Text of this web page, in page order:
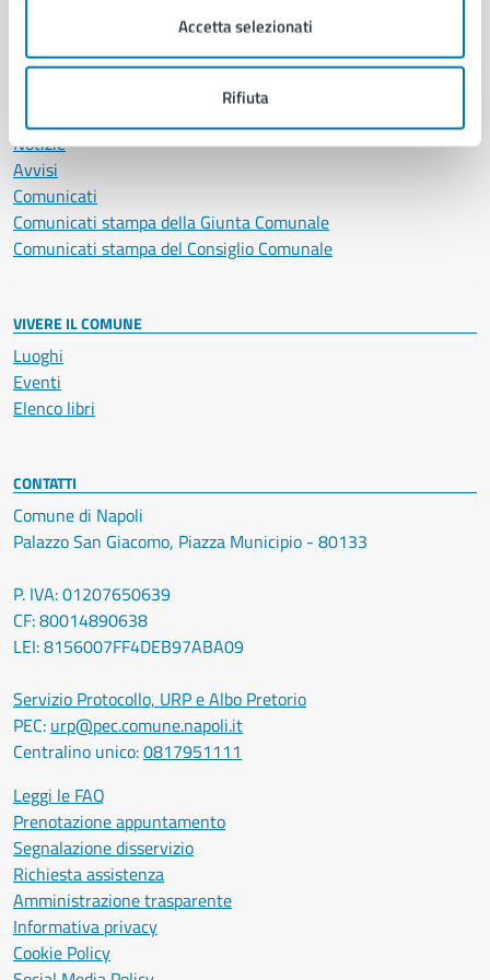
Accetta selezionati
Rifiuta
Notizie
Avvisi
Comunicati
Comunicati stampa della Giunta Comunale
Comunicati stampa del Consiglio Comunale
VIVERE IL COMUNE
Luoghi
Eventi
Elenco libri
CONTATTI
Comune di Napoli
Palazzo San Giacomo, Piazza Municipio - 80133
P. IVA: 01207650639
CF: 80014890638
LEI: 8156007FF4DEB97ABA09
Servizio Protocollo, URP e Albo Pretorio
PEC: urp@pec.comune.napoli.it
Centralino unico:0817951111
Leggi le FAQ
Prenotazione appuntamento
Segnalazione disservizio
Richiesta assistenza
Amministrazione trasparente
Informativa privacy
Cookie Policy